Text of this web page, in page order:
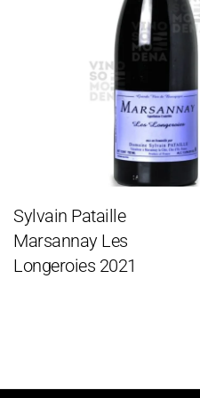
Sylvain Pataille
Marsannay Les
Longeroies 2021